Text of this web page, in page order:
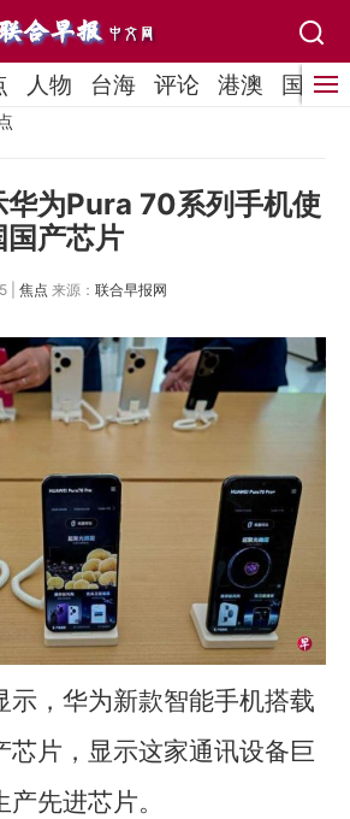
人物 台海 评论 港澳 国际
华为Pura 70系列手机使
国产芯片
| 焦点 来源： 联合早报网
示，华为新款智能手机搭载
芯片，显示这家通讯设备巨
先进芯片。